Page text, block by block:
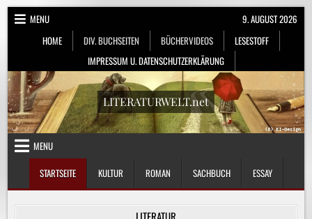
Skip
MENU
HOME
DIV. BUCHSEITEN BÜCHERVIDEOS
LESESTOFF
IMPRESSUM U. DATENSCHUTZERKLÄRUNG
9. AUGUST 2026
LITERATURWELT.net
MENU
STARTSEITE
KULTUR ROMAN SACHBUCH ESSAY
LITERATUR